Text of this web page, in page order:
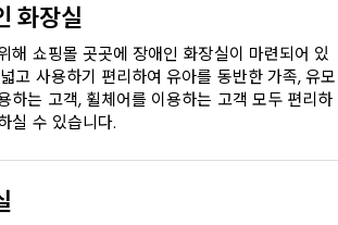
화장실
해 쇼핑몰 곳곳에 장애인 화장실이 마련되어 있
고 사용하기 편리하여 유아를 동반한 가족, 유모
하는 고객, 휠체어를 이용하는 고객 모두 편리하
실 수 있습니다.